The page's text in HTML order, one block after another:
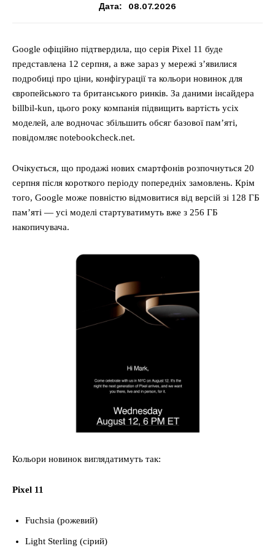
Дата: 08.07.2026
Google офіційно підтвердила, що серія Pixel 11 буде
представлена 12 серпня, а вже зараз у мережі з’явилися
подробиці про ціни, конфігурації та кольори новинок для
європейського та британського ринків. За даними інсайдера
billbil-kun, цього року компанія підвищить вартість усіх
моделей, але водночас збільшить обсяг базової пам’яті,
повідомляє notebookcheck.net.
Очікується, що продажі нових смартфонів розпочнуться 20
серпня після короткого періоду попередніх замовлень. Крім
того, Google може повністю відмовитися від версій зі 128 ГБ
пам’яті — усі моделі стартуватимуть вже з 256 ГБ
накопичувача.
Кольори новинок виглядатимуть так:
Pixel 11
Fuchsia (рожевий)
Light Sterling (сірий)